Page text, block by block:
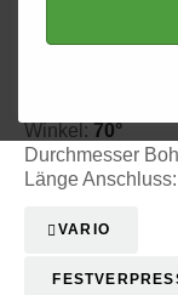
Winkel: 70°
Durchmesser
Länge Anschluss:
VARIO